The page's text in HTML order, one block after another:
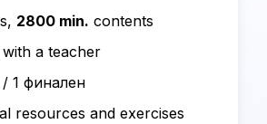
2800 min. contents
a teacher
/ 1 финален
resources and exercises